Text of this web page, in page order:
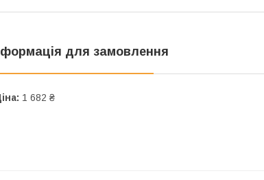
для замовлення
1 682 ₴